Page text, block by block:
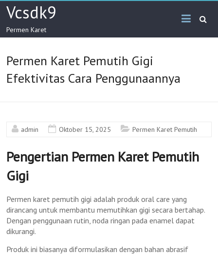
SkipVcsdk9
Permen Karet
Permen Karet Pemutih Gigi
Efektivitas Cara Penggunaannya
admin Oktober 15, 2025 Permen Karet Pemutih
Pengertian Permen Karet Pemutih
Gigi
Permen karet pemutih gigi adalah produk oral care yang
dirancang untuk membantu memutihkan gigi secara bertahap.
Dengan penggunaan rutin, noda ringan pada enamel dapat
dikurangi.
Produk ini biasanya diformulasikan dengan bahan abrasif